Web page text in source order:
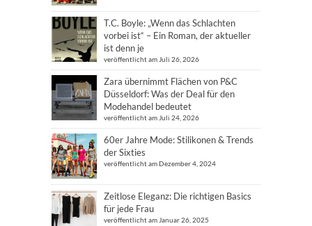
T.C. Boyle: „Wenn das Schlachten
vorbei ist“ – Ein Roman, der aktueller
ist denn je
veröffentlicht am Juli 26, 2026
Zara übernimmt Flächen von P&C
Düsseldorf: Was der Deal für den
Modehandel bedeutet
veröffentlicht am Juli 24, 2026
60er Jahre Mode: Stilikonen & Trends
der Sixties
veröffentlicht am Dezember 4, 2024
Zeitlose Eleganz: Die richtigen Basics
für jede Frau
veröffentlicht am Januar 26, 2025